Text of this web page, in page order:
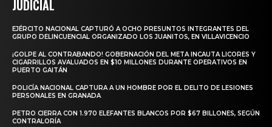
JUDICIAL
EJÉRCITO NACIONAL CAPTURÓ A OCHO PRESUNTOS INTEGRANTES DEL
GRUPO DELINCUENCIAL ORGANIZADO LOS JUANITOS, EN VILLAVICENCIO
¡GOLPE AL CONTRABANDO! GOBERNACIÓN DEL META INCAUTA LICORES Y
CIGARRILLOS AVALUADOS EN $10 MILLONES DURANTE OPERATIVOS EN
PUERTO GAITÁN
POLICÍA NACIONAL CAPTURA A UN HOMBRE POR EL DELITO DE LESIONES
PERSONALES EN GRANADA
PETRO CIERRA CON 1.970 ELEFANTES BLANCOS POR $67 BILLONES, SEGÚN
CONTRALORÍA